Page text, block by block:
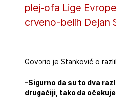
plej-ofa Lige
crveno-belih Dejan
Govorio je Stanković o
-Sigurno da su to dva
drugačiji, tako da